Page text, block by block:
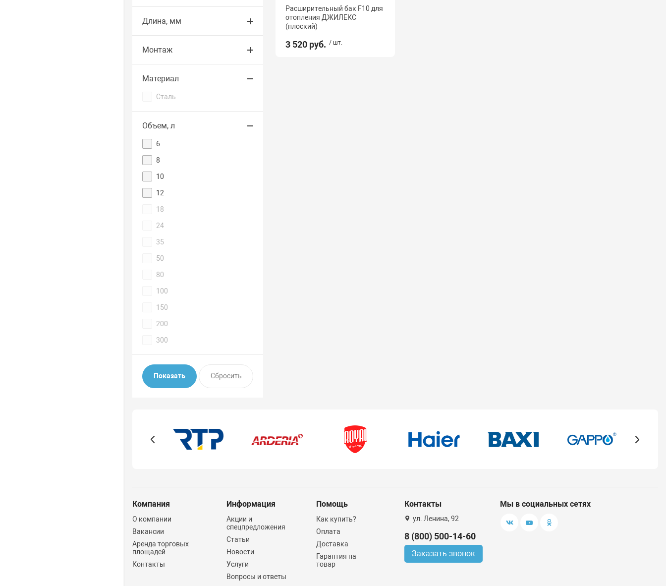
Длина, мм
Монтаж
Материал
Сталь
Объем, л
6
8
10
12
18
24
35
50
80
100
150
200
300
Расширительный бак F10 для
отопления ДЖИЛЕКС
(плоский)
3 520 руб. / шт.
Компания
О компании
Вакансии
Аренда торговых
площадей
Контакты
Информация
Акции и
спецпредложения
Статьи
Новости
Услуги
Вопросы и ответы
Помощь
Как купить?
Оплата
Доставка
Гарантия на
товар
Контакты
ул. Ленина, 92
8 (800) 500-14-60
Заказать звонок
Мы в социальных сетях